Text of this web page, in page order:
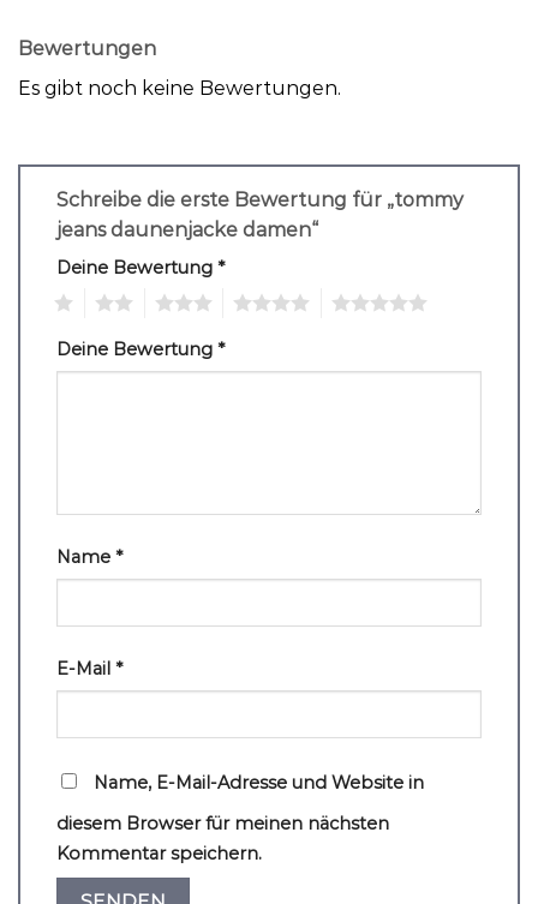
Bewertungen
Es gibt noch keine Bewertungen.
Schreibe die erste Bewertung für „tommy
jeans daunenjacke damen“
Deine Bewertung *
Deine Bewertung *
Name *
E-Mail *
Name, E-Mail-Adresse und Website in
diesem Browser für meinen nächsten
Kommentar speichern.